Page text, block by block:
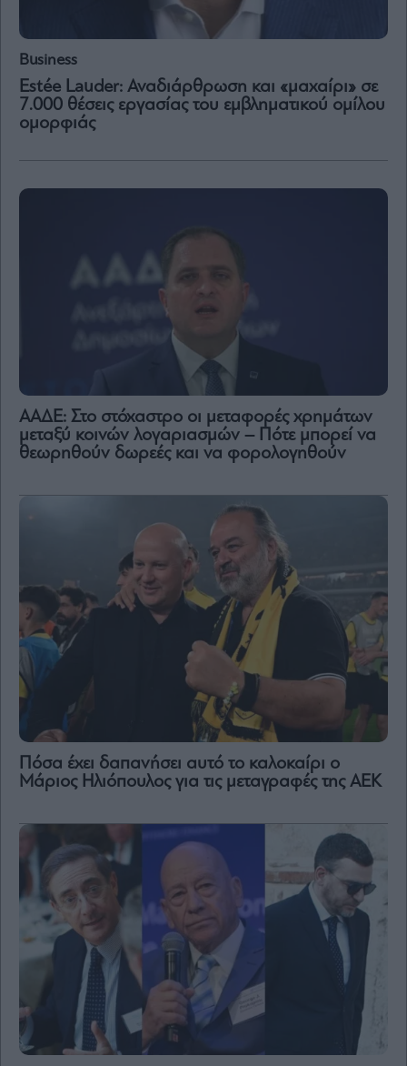
Business
Estée Lauder: Αναδιάρθρωση και «μαχαίρι» σε
7.000 θέσεις εργασίας του εμβληματικού ομίλου
ομορφιάς
ΑΑΔΕ: Στο στόχαστρο οι μεταφορές χρημάτων
μεταξύ κοινών λογαριασμών – Πότε μπορεί να
θεωρηθούν δωρεές και να φορολογηθούν
Πόσα έχει δαπανήσει αυτό το καλοκαίρι ο
Μάριος Ηλιόπουλος για τις μεταγραφές της ΑΕΚ